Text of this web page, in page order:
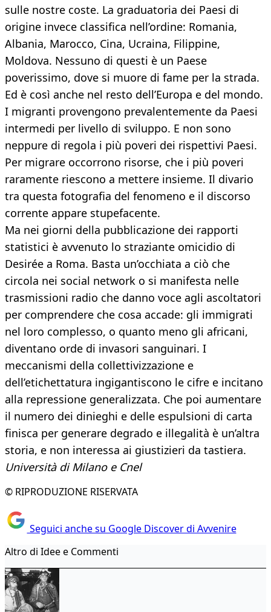
sulle nostre coste. La graduatoria dei Paesi di
origine invece classifica nell’ordine: Romania,
Albania, Marocco, Cina, Ucraina, Filippine,
Moldova. Nessuno di questi è un Paese
poverissimo, dove si muore di fame per la strada.
Ed è così anche nel resto dell’Europa e del mondo.
I migranti provengono prevalentemente da Paesi
intermedi per livello di sviluppo. E non sono
neppure di regola i più poveri dei rispettivi Paesi.
Per migrare occorrono risorse, che i più poveri
raramente riescono a mettere insieme. Il divario
tra questa fotografia del fenomeno e il discorso
corrente appare stupefacente.
Ma nei giorni della pubblicazione dei rapporti
statistici è avvenuto lo straziante omicidio di
Desirée a Roma. Basta un’occhiata a ciò che
circola nei social network o si manifesta nelle
trasmissioni radio che danno voce agli ascoltatori
per comprendere che cosa accade: gli immigrati
nel loro complesso, o quanto meno gli africani,
diventano orde di invasori sanguinari. I
meccanismi della collettivizzazione e
dell’etichettatura ingigantiscono le cifre e incitano
alla repressione generalizzata. Che poi aumentare
il numero dei dinieghi e delle espulsioni di carta
finisca per generare degrado e illegalità è un’altra
storia, e non interessa ai giustizieri da tastiera.
Università di Milano e Cnel
© RIPRODUZIONE RISERVATA
Seguici anche su Google Discover di Avvenire
Altro di Idee e Commenti